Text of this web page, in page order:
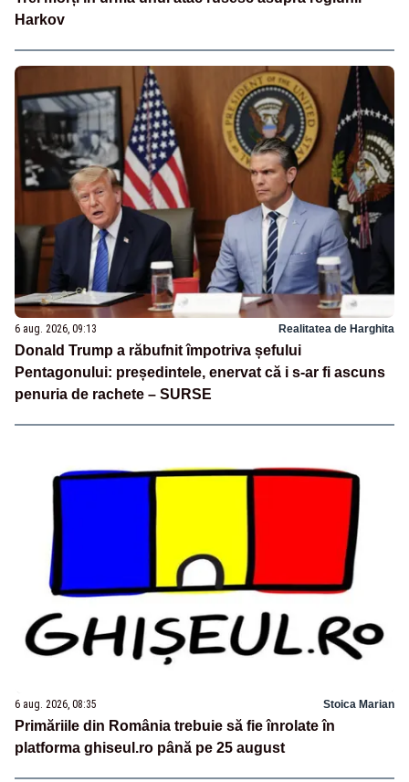
Harkov
6 aug. 2026, 09:13 Realitatea de Harghita
Donald Trump a răbufnit împotriva șefului
Pentagonului: președintele, enervat că i s-ar fi ascuns
penuria de rachete – SURSE
6 aug. 2026, 08:35 Stoica Marian
Primăriile din România trebuie să fie înrolate în
platforma ghiseul.ro până pe 25 august